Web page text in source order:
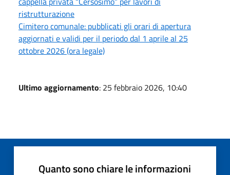
ristrutturazione
Cimitero comunale: pubblicati gli orari di apertura
aggiornati e validi per il periodo dal 1 aprile al 25
ottobre 2026 (ora legale)
Ultimo aggiornamento: 25 febbraio 2026, 10:40
Quanto sono chiare le informazioni